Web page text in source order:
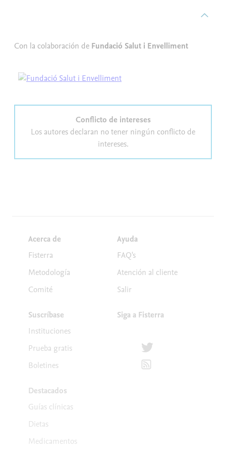
Con la colaboración de Fundació Salut i Envelliment
Conflicto de intereses
Los autores declaran no tener ningún conflicto de
intereses.
Acerca de
Fisterra
Metodología
Comité
Suscríbase
Instituciones
Prueba gratis
Boletines
Destacados
Guías clínicas
Dietas
Medicamentos
Ayuda
FAQ's
Atención al cliente
Salir
Siga a Fisterra
Síguenos en Twitter
Suscríbete para recibir